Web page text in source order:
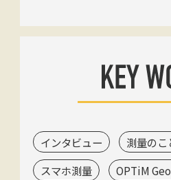
インタビュー
測量の
スマホ測量
OPTiM